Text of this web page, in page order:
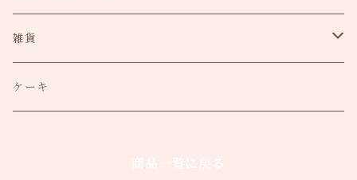
バレエ
ハロウィン
バレンタイン
雑貨
ZINE
ケーキ